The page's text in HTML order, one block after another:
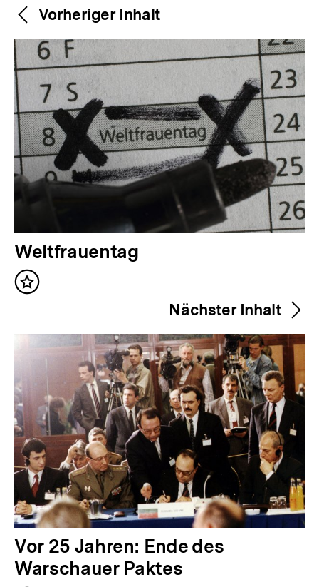
Weitere
Inhalte
Content-
Navigation
Vorheriger Inhalt
V
o
r
e
r
i
g
e
r
I
n
h
a
l
Weltfrauentag
Inhalt
Nächster Inhalt
N
ä
Vor 25 Jahren: Ende des
Warschauer Paktes